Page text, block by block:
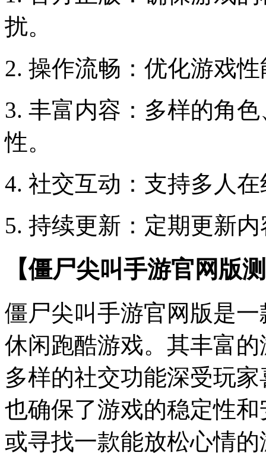
扰。
2. 操作流畅：优化游戏
3. 丰富内容：多样的角
性。
4. 社交互动：支持多人
5. 持续更新：定期更新
【僵尸尖叫手游官网版
僵尸尖叫手游官网版是
休闲跑酷游戏。其丰富
多样的社交功能深受玩
也确保了游戏的稳定性
或寻找一款能放松心情